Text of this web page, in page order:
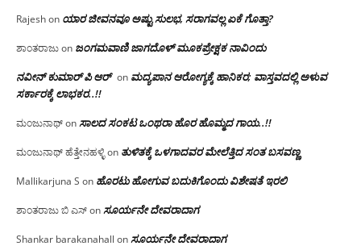
Rajeshon ಯಾರ ಜೀವನವೂ ಅಷ್ಟು ಸುಲಭ, ಸರಾಗವಲ್ಲ ಏಕೆ ಗೊತ್ತಾ?
ಶಾಂತರಾಜುon ಜಂಗಮವಾಣಿ ಜಾಗದೊಳ್ ಮೂಕಪ್ರೇಕ್ಷಕ ನಾವಿಂದು
ನವೀನ್ ಕುಮಾರ್ ಪಿ ಆರ್ on ಮದ್ಯಪಾನ ಆರೋಗ್ಯಕ್ಕೆ ಹಾನಿಕರ; ವಾಸ್ತವದಲ್ಲಿ ಅಳುವ
ಸರ್ಕಾರಕ್ಕೆ ಲಾಭಕರ..!!
ಮಂಜುನಾಥ್onಸಾಲದ ಸಂಕಟ ಒಂಥರಾ ಹೊರ ಹೊಮ್ಮದ ಗಾಯ..!!
ಮಂಜುನಾಥ್ ಹೆತ್ತೇನಹಳ್ಳಿon ತುಳಿತಕ್ಕೆ ಒಳಗಾದವರ ಮೇಲೆತ್ತಿದ ಸಂತ ಬಸವಣ್ಣ
Mallikarjuna S on ಹೊರಟು ಹೋಗುವ ಬದುಕಿಗೊಂದು ವಿಶೇಷತೆ ಇರಲಿ
ಶಾಂತರಾಜು ಬಿ ಎಸ್onಸೂರ್ಯನೇ ದೇವರಾದಾಗ
Shankar barakanahall onಸೂರ್ಯನೇ ದೇವರಾದಾಗ